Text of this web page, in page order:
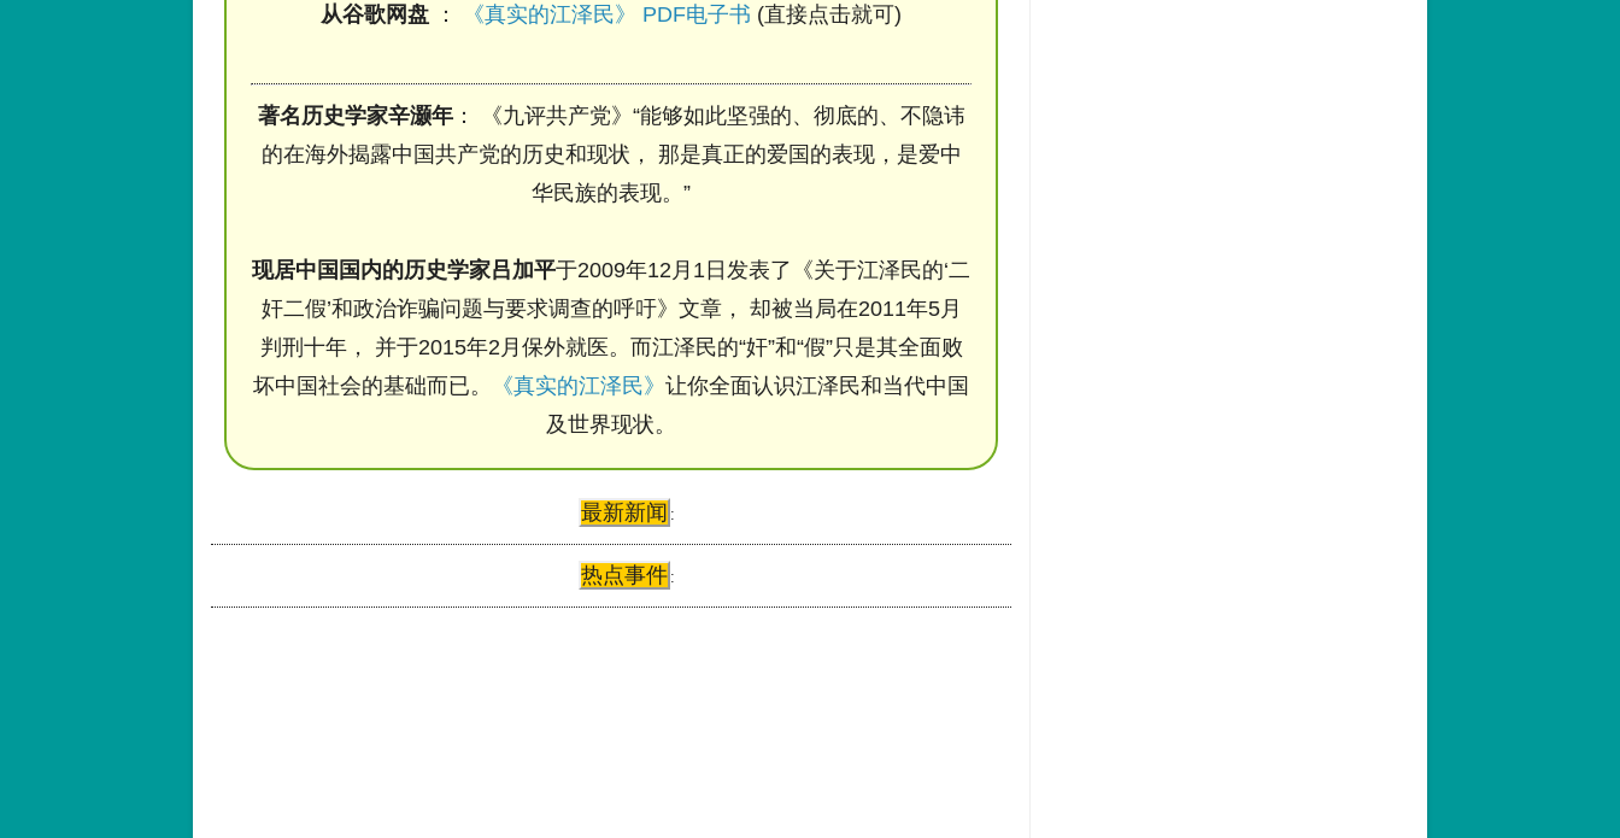
从谷歌网盘 ： 《真实的江泽民》 PDF电子书 (直接点击就可)
著名历史学家辛灏年： 《九评共产党》“能够如此坚强的、彻底的、不隐讳
的在海外揭露中国共产党的历史和现状， 那是真正的爱国的表现，是爱中
华民族的表现。”
现居中国国内的历史学家吕加平于2009年12月1日发表了《关于江泽民的‘二
奸二假’和政治诈骗问题与要求调查的呼吁》文章， 却被当局在2011年5月
判刑十年， 并于2015年2月保外就医。而江泽民的“奸”和“假”只是其全面败
坏中国社会的基础而已。
《真实的江泽民》 让你全面认识江泽民和当代中国
及世界现状。
最新新闻 :
热点事件 :